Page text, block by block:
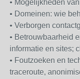
• Mogelijkheden
• Domeinen: wie
• Verborgen
• Betrouwbaarheid
informatie en sites;
• Foutzoeken en
traceroute,